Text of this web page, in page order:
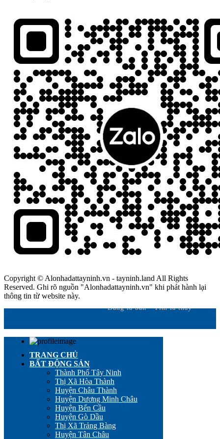
Copyright © Alonhadattayninh.vn - tayninh.land All Rights
Reserved. Ghi rõ nguồn "Alonhadattayninh.vn" khi phát hành lại
thông tin từ website này.
Đăng là bán - Tìm là thấy
TRANG CHỦ
BẤT ĐỘNG SẢN
Thành Phố Tây Ninh
Thị Xã Hòa Thành
Huyện Châu Thành
Huyện Dương Minh Châu
Huyện Bến Cầu
Huyện Gò Dầu
Thị Xã Trảng Bàng
Huyện Tân Châu